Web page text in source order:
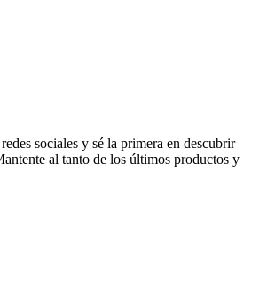
sociales y sé la primera en descubrir
al tanto de los últimos productos y